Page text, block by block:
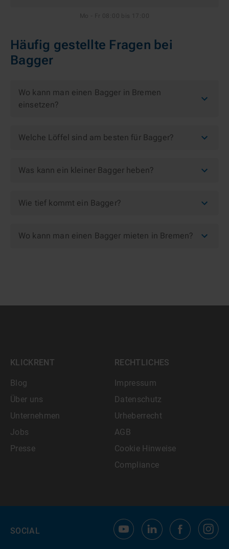
Häufig gestellte Fragen bei
Bagger
Wo kann man einen Bagger in Bremen
einsetzen?
Welche Löffel sind am besten für Bagger?
Was kann ein kleiner Bagger heben?
Wie tief kommt ein Bagger?
Wo kann man einen Bagger mieten in Bremen?
KLICKRENT
Blog
Über uns
Unternehmen
Jobs
Presse
RECHTLICHES
Impressum
Datenschutz
Urheberrecht
AGB
Cookie Hinweise
Compliance
SOCIAL